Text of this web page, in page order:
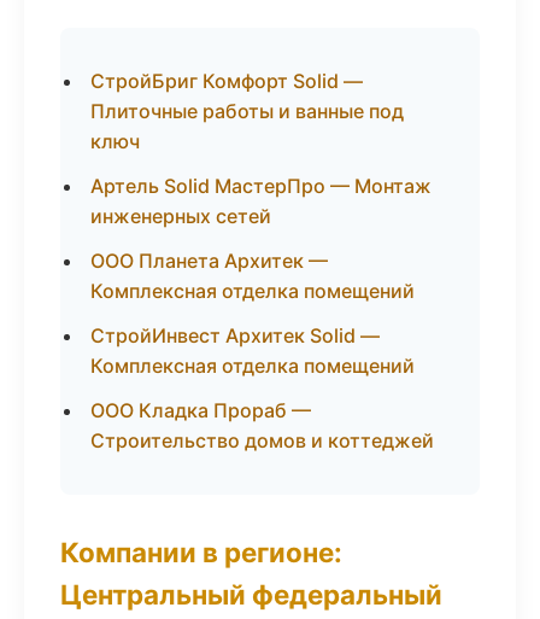
СтройБриг Комфорт Solid —
Плиточные работы и ванные под
ключ
Артель Solid МастерПро — Монтаж
инженерных сетей
ООО Планета Архитек —
Комплексная отделка помещений
СтройИнвест Архитек Solid —
Комплексная отделка помещений
ООО Кладка Прораб —
Строительство домов и коттеджей
Компании в регионе:
Центральный федеральный